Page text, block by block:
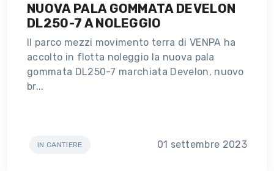
NUOVA PALA GOMMATA DEVELON
DL250-7 A NOLEGGIO
Il parco mezzi movimento terra di VENPA ha
accolto in flotta noleggio la nuova pala
gommata DL250-7 marchiata Develon, nuovo
br...
IN CANTIERE 01 settembre 2023